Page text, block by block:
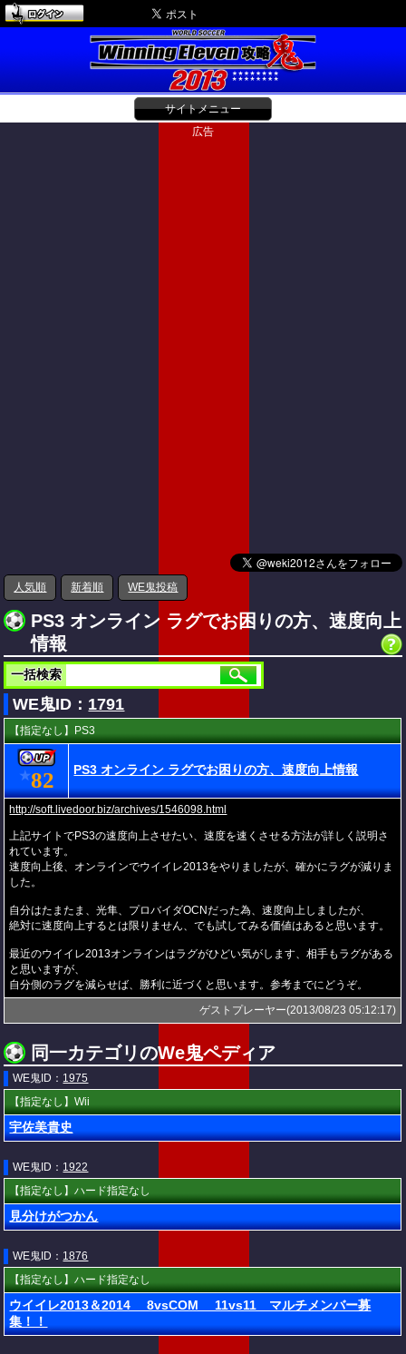
サイトメニュー
広告
人気順 新着順 WE鬼投稿
PS3 オンライン ラグでお困りの方、速度向上
情報
一括検索
WE鬼ID： 1791
【指定なし】PS3
★82 PS3 オンライン ラグでお困りの方、速度向上情報
http://soft.livedoor.biz/archives/1546098.html
上記サイトでPS3の速度向上させたい、速度を速くさせる方法が詳しく説明さ
れています。
速度向上後、オンラインでウイイレ2013をやりましたが、確かにラグが減りま
した。
自分はたまたま、光隼、プロバイダOCNだった為、速度向上しましたが、
絶対に速度向上するとは限りません、でも試してみる価値はあると思います。
最近のウイイレ2013オンラインはラグがひどい気がします、相手もラグがある
と思いますが、
自分側のラグを減らせば、勝利に近づくと思います。参考までにどうぞ。
ゲストプレーヤー(2013/08/23 05:12:17)
同一カテゴリのWe鬼ペディア
WE鬼ID： 1975
【指定なし】Wii
宇佐美貴史
WE鬼ID： 1922
【指定なし】ハード指定なし
見分けがつかん
WE鬼ID： 1876
【指定なし】ハード指定なし
ウイイレ2013＆2014 8vsCOM 11vs11 マルチメンバー募
集！！